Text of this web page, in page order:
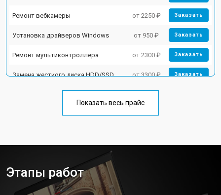
Ремонт вебкамеры от 2250 ₽ Заказать
Установка драйверов Windows от 950 ₽ Заказать
Ремонт мультиконтроллера от 2300 ₽ Заказать
Замена жесткого диска HDD/SSD от 3300 ₽ Заказать
Замена тачпада ноутбука HP от 1500 ₽
Замена материнской платы
Замена матрицы ноутбука HP
Показать весь прайс
Этапы работ